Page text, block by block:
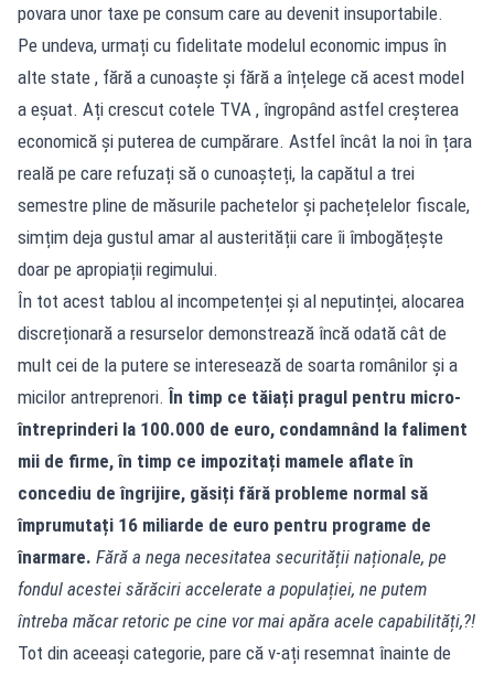
povara unor taxe pe consum care au devenit insuportabile.
Pe undeva, urmați cu fidelitate modelul economic impus în
alte state , fără a cunoaște și fără a înțelege că acest model
a eșuat. Ați crescut cotele TVA , îngropând astfel creșterea
economică și puterea de cumpărare. Astfel încât la noi în țara
reală pe care refuzați să o cunoașteți, la capătul a trei
semestre pline de măsurile pachetelor și pachețelelor fiscale,
simțim deja gustul amar al austerității care îi îmbogățește
doar pe apropiații regimului.
În tot acest tablou al incompetenței și al neputinței, alocarea
discreționară a resurselor demonstrează încă odată cât de
mult cei de la putere se interesează de soarta românilor și a
micilor antreprenori.În timp ce tăiați pragul pentru micro-
întreprinderi la 100.000 de euro, condamnând la faliment
mii de firme, în timp ce impozitați mamele aflate în
concediu de îngrijire, găsiți fără probleme normal să
împrumutați 16 miliarde de euro pentru programe de
înarmare. Fără a nega necesitatea securității naționale, pe
fondul acestei sărăciri accelerate a populației, ne putem
întreba măcar retoric pe cine vor mai apăra acele capabilități,?!
Tot din aceeași categorie, pare că v-ați resemnat înainte de